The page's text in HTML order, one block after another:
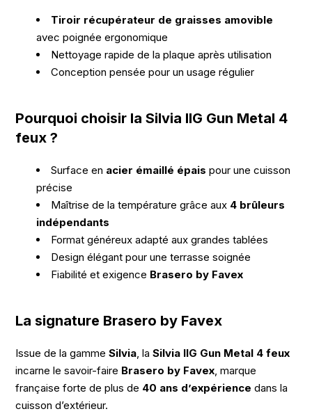
Tiroir récupérateur de graisses amovible
avec poignée ergonomique
Nettoyage rapide de la plaque après utilisation
Conception pensée pour un usage régulier
Pourquoi choisir la Silvia IIG Gun Metal 4
feux ?
Surface en acier émaillé épais pour une cuisson
précise
Maîtrise de la température grâce aux 4 brûleurs
indépendants
Format généreux adapté aux grandes tablées
Design élégant pour une terrasse soignée
Fiabilité et exigence Brasero by Favex
La signature Brasero by Favex
Issue de la gammeSilvia, laSilvia IIG Gun Metal 4 feux
incarne le savoir-faire Brasero by Favex, marque
française forte de plus de 40 ans d’expérience dans la
cuisson d’extérieur.